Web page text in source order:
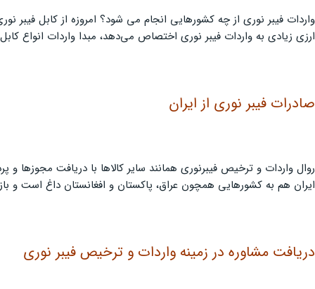
واردات فیبر نوری از چه کشورهایی انجام می‌ شود؟ امروزه از کابل فیبر
ارزی زیادی به واردات فیبر نوری اختصاص می‌دهد، مبدا واردات انواع
صادرات فیبر نوری از ایران
روال واردات و ترخیص فیبرنوری همانند سایر کالاها با دریافت
ایران هم به کشورهایی همچون عراق، پاکستان و افغانستان داغ است و
دریافت مشاوره در زمینه واردات و ترخیص فیبر نوری